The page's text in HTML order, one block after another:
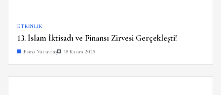
ETKINLIK
13. İslam İktisadı ve Finansı Zirvesi Gerçekleşti!
Esma Vatandaş 18 Kasım 2025